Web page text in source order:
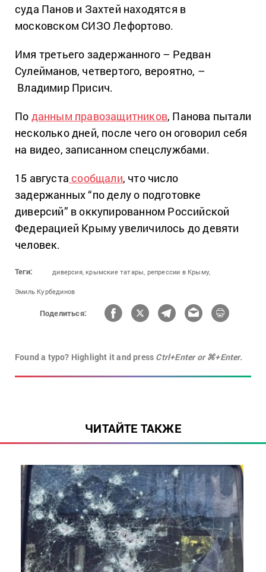
суда Панов и Захтей находятся в
московском СИЗО Лефортово.
Имя третьего задержанного – Редван
Сулейманов, четвертого, вероятно, –
Владимир Присич.
По данным правозащитников, Панова пытали
несколько дней, после чего он оговорил себя
на видео, записанном спецслужбами.
15 августа сообщали, что число
задержанных “по делу о подготовке
диверсий” в оккупированном Российской
Федерацией Крыму увеличилось до девяти
человек.
Теги: диверсия, крымские татары, репрессии в Крыму,
Эмиль Курбединов
Поделиться:
Found a typo? Highlight it and press Ctrl+Enter or ⌘+Enter.
ЧИТАЙТЕ ТАКЖЕ